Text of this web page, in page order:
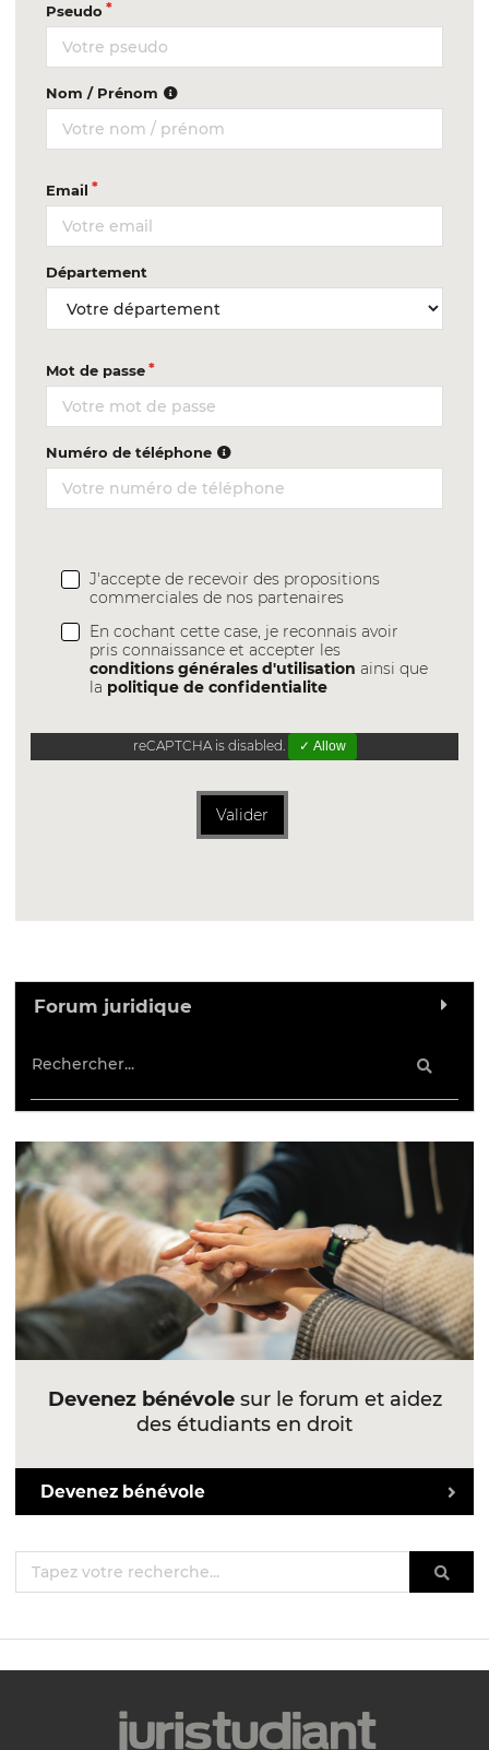
Pseudo
Nom / Prénom
Email
Département
Mot de passe
Numéro de téléphone
J'accepte de recevoir des propositions
commerciales de nos partenaires
En cochant cette case, je reconnais avoir
pris connaissance et accepter les
conditions générales d'utilisation ainsi que
la politique de confidentialite
reCAPTCHA is disabled. ✓ Allow
Valider
Forum juridique
Devenez bénévolesur le forum et aidez
des étudiants en droit
Devenez bénévole